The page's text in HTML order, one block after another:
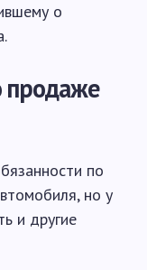
о
продаже
по
но у
и другие